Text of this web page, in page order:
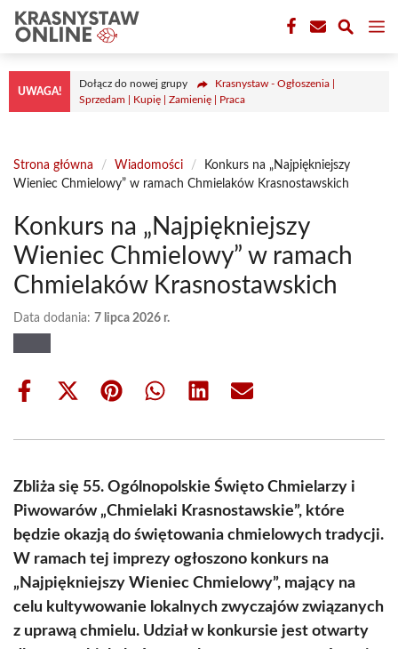
Przejdź
treści
UWAGA!
Dołącz do nowej grupy
Krasnystaw - Ogłoszenia |
Sprzedam | Kupię | Zamienię | Praca
Strona główna / Wiadomości /
Konkurs na „Najpiękniejszy
Wieniec Chmielowy” w ramach Chmielaków Krasnostawskich
Konkurs na „Najpiękniejszy
Wieniec Chmielowy” w ramach
Chmielaków Krasnostawskich
Data dodania: 7 lipca 2026 r.
Share
Share
(Twitter)
Share Share Share Share
Zbliża się 55. Ogólnopolskie Święto Chmielarzy i
Piwowarów „Chmielaki Krasnostawskie”, które
będzie okazją do świętowania chmielowych tradycji.
W ramach tej imprezy ogłoszono konkurs na
„Najpiękniejszy Wieniec Chmielowy”, mający na
celu kultywowanie lokalnych zwyczajów związanych
z uprawą chmielu. Udział w konkursie jest otwarty